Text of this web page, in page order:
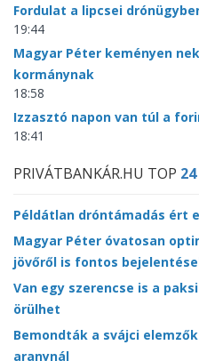
Fordulat a lipcsei
19:44
Magyar Péter keményen
kormánynak
18:58
Izzasztó napon van túl a
18:41
PRIVÁTBANKÁR.HU TOP 24
Példátlan dróntámadás ért
Magyar Péter óvatosan
jövőről is fontos
Van egy szerencse is a
örülhet
Bemondták a svájci
aranynál